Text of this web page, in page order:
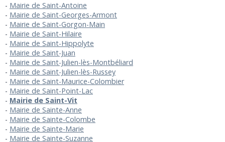
Mairie de Saint-Antoine
Mairie de Saint-Georges-Armont
Mairie de Saint-Gorgon-Main
Mairie de Saint-Hilaire
Mairie de Saint-Hippolyte
Mairie de Saint-Juan
Mairie de Saint-Julien-lès-Montbéliard
Mairie de Saint-Julien-lès-Russey
Mairie de Saint-Maurice-Colombier
Mairie de Saint-Point-Lac
Mairie de Saint-Vit
Mairie de Sainte-Anne
Mairie de Sainte-Colombe
Mairie de Sainte-Marie
Mairie de Sainte-Suzanne